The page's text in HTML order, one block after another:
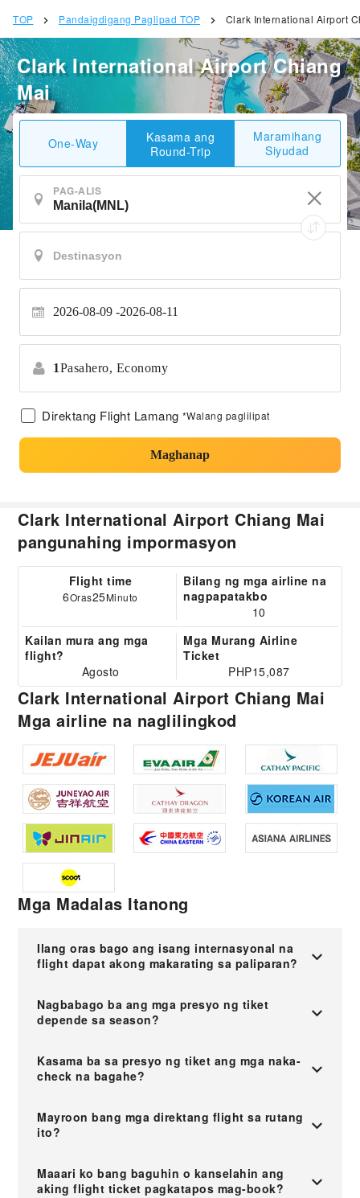
TOP Pandaigdigang Paglipad TOP Clark International Airport
Clark International Airport Chiang
Mai
One-Way
Kasama ang
Round-Trip
Maramihang
Siyudad
PAG-ALIS
2026-08-09 2026-08-11
1Pasahero, Economy
Direktang Flight Lamang *Walang paglilipat
Maghanap
Clark International Airport Chiang Mai
pangunahing impormasyon
Flight time
6Oras25Minuto
Bilang ng mga airline na
nagpapatakbo
10
Kailan mura ang mga
flight?
Agosto
Mga Murang Airline
Ticket
PHP15,087
Clark International Airport Chiang Mai
Mga airline na naglilingkod
Mga Madalas Itanong
Ilang oras bago ang isang internasyonal na
flight dapat akong makarating sa paliparan?
Nagbabago ba ang mga presyo ng tiket
depende sa season?
Kasama ba sa presyo ng tiket ang mga naka-
check na bagahe?
Mayroon bang mga direktang flight sa rutang
ito?
Maaari ko bang baguhin o kanselahin ang
aking flight ticket pagkatapos mag-book?